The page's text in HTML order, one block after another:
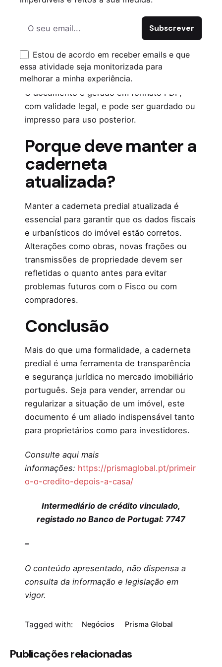
→ “prédios” → “consultar património
Escolha o imóvel e clique em
“caderneta”- “obter caderneta predial”.
O documento é gerado em formato PDF,
com validade legal, e pode ser guardado ou
impresso para uso posterior.
Porque deve manter a
caderneta
atualizada?
Manter a caderneta predial atualizada é
essencial para garantir que os dados fiscais
e urbanísticos do imóvel estão corretos.
Alterações como obras, novas frações ou
transmissões de propriedade devem ser
refletidas o quanto antes para evitar
problemas futuros com o Fisco ou com
compradores.
Conclusão
Mais do que uma formalidade, a caderneta
predial é uma ferramenta de transparência
e segurança jurídica no mercado imobiliário
português. Seja para vender, arrendar ou
regularizar a situação de um imóvel, este
documento é um aliado indispensável tanto
para proprietários como para investidores.
Consulte aqui mais
informações: https://prismaglobal.pt/primeir
o-o-credito-depois-a-casa/
Intermediário de crédito vinculado,
registado no Banco de Portugal: 7747
–
O conteúdo apresentado, não dispensa a
consulta da informação e legislação em
vigor.
Tagged with: Negócios Prisma Global
Publicações relacionadas
Estou de acordo em receber emails e que
essa atividade seja monitorizada para
melhorar a minha experiência.